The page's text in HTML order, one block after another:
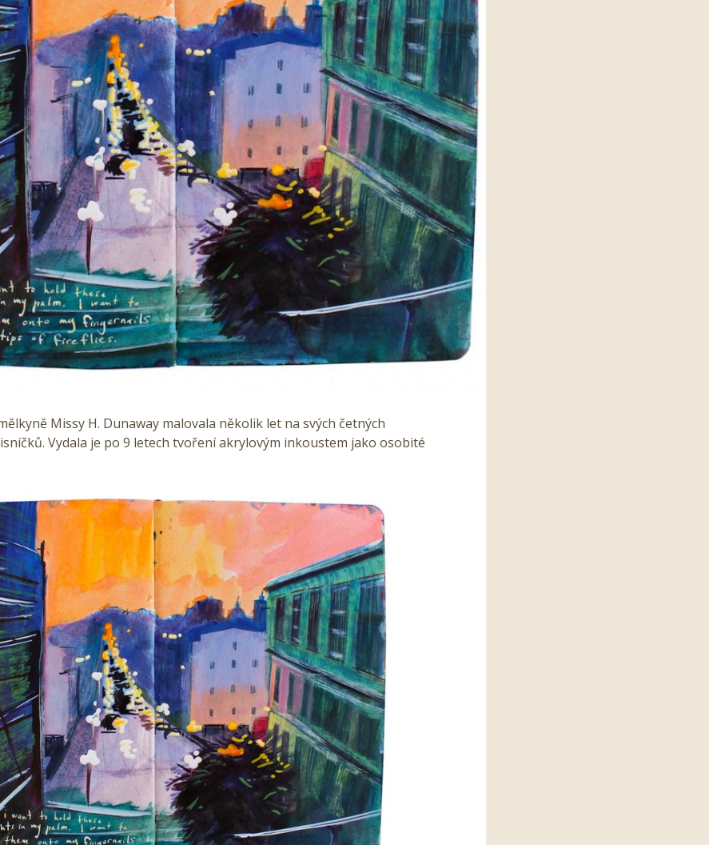
Missy H. Dunaway malovala několik let na svých četných
Vydala je po 9 letech tvoření akrylovým inkoustem jako osobité